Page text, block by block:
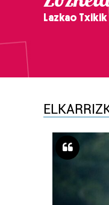
Lazkao Txikik